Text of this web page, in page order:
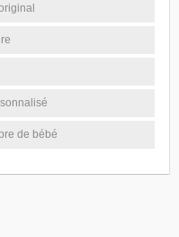
de bébé